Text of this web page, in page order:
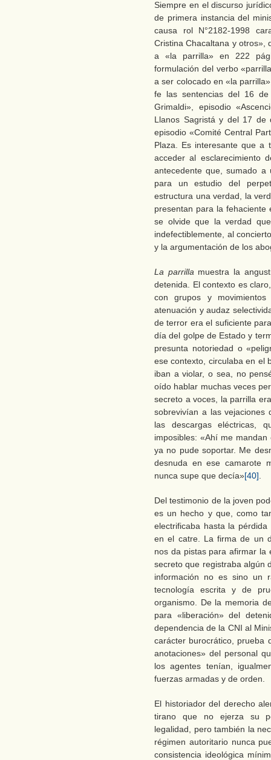
Siempre en el discurso
de primera instancia del
causa rol N°2182-1998
Cristina Chacaltana y otros»,
a «la parrilla» en 222
formulación del verbo
a ser colocado en «la parrilla»
fe las sentencias del 16
Grimaldi», episodio
Llanos Sagristá y del 17 de
episodio «Comité Central
Plaza. Es interesante que a
acceder al esclarecimiento
antecedente que, sumado
para un estudio del
estructura una verdad, la
presentan para la fehaciente
se olvide que la verdad
indefectiblemente, al
y la argumentación de los
La parrilla muestra la
detenida. El contexto es
con grupos y
atenuación y audaz
de terror era el suficiente
día del golpe de Estado y
presunta notoriedad o
ese contexto, circulaba en el
iban a violar, o sea, no
oído hablar muchas veces
secreto a voces, la parrilla
sobrevivían a las vejaciones
las descargas eléctricas,
imposibles: «Ahí me
ya no pude soportar. Me
desnuda en ese camarote
nunca supe que decía»[40]
Del testimonio de la joven
es un hecho y que, como
electrificaba hasta la
en el catre. La firma de un
nos da pistas para afirmar la
secreto que registraba algún
información no es sino un
tecnología escrita y de
organismo. De la memoria
para «liberación» del
dependencia de la CNI al
carácter burocrático, prueba
anotaciones» del personal
los agentes tenían,
fuerzas armadas y de orden.
El historiador del derecho
tirano que no ejerza su
legalidad, pero también la
régimen autoritario nunca
consistencia ideológica